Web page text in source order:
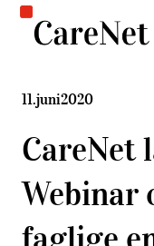
11.juni2020
CareNet
Webinar